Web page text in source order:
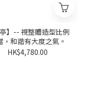
亭】-- 視整體造型比例
，和諧有大度之氣。
HK$4,780.00